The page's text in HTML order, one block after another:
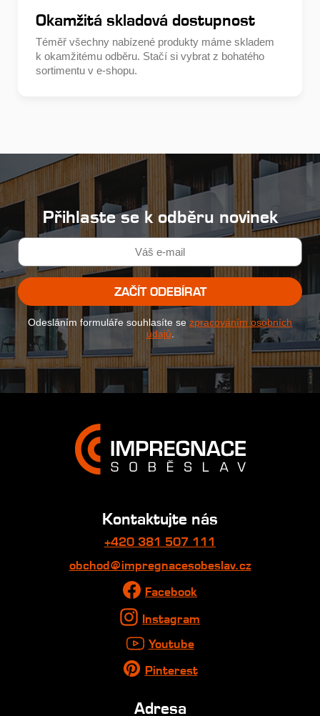
Okamžitá skladová dostupnost
Téměř všechny nabízené produkty máme skladem
k okamžitému odběru. Stačí si vybrat z bohatého
sortimentu v e-shopu.
Přihlaste se k odběru novinek
ZAČÍT ODEBÍRAT
Odesláním formuláře souhlasíte se zpracováním osobních
údajů.
Kontaktujte nás
+420 381 507 111
obchod@impregnacesobeslav.cz
Facebook
Instagram
Youtube
Pinterest
Adresa